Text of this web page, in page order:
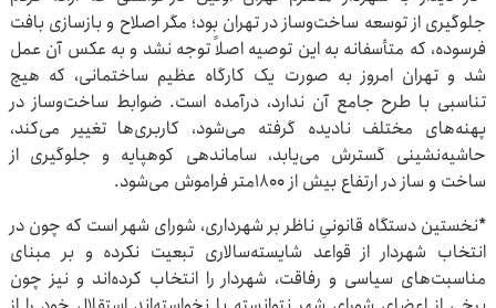
جلوگیری از توسعه ساخت‌وساز در تهران بود؛ مگر اصلاح و بازسازی بافت
فرسوده، که متأسفانه به این توصیه اصلاً توجه نشد و به عکس آن عمل
شد و تهران امروز به صورت یک کارگاه عظیم ساختمانی، که هیچ
تناسبی با طرح جامع آن ندارد، درآمده ‌است. ضوابط ساخت‌وساز در
پهنه‌های مختلف نادیده گرفته می‌شود، کاربری‌ها تغییر می‌کند،
حاشیه‌نشینی گسترش می‌یابد، ساماندهی کوهپایه و جلوگیری از
ساخت و ساز در ارتفاع بیش از ۱۸۰۰متر فراموش می‌شود.
*نخستین دستگاه قانونیِ ناظر بر شهرداری، شورای شهر است که چون در
انتخاب شهردار از قواعد شایسته‌سالاری تبعیت نکرده و بر مبنای
مناسبت‌های سیاسی و رفاقت، شهردار را انتخاب کرده‌اند و نیز چون